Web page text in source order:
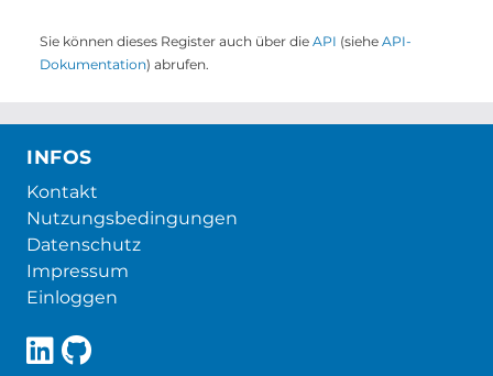
Sie können dieses Register auch über die API (siehe API-
Dokumentation) abrufen.
INFOS
Kontakt
Nutzungsbedingungen
Datenschutz
Impressum
Einloggen